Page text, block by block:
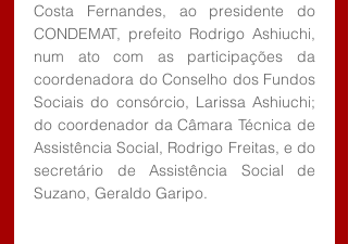
Costa Fernandes, ao presidente do
CONDEMAT, prefeito Rodrigo Ashiuchi,
num ato com as participações da
coordenadora do Conselho dos Fundos
Sociais do consórcio, Larissa Ashiuchi;
do coordenador da Câmara Técnica de
Assistência Social, Rodrigo Freitas, e do
secretário de Assistência Social de
Suzano, Geraldo Garipo.